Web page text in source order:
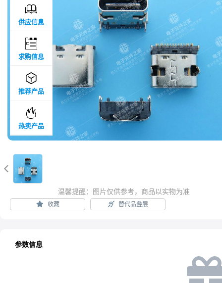

温馨提醒：图片仅供参考，商品以实物为准
收藏 替代品叠层
参数信息

供应信息

求购信息

推荐产品

热卖产品